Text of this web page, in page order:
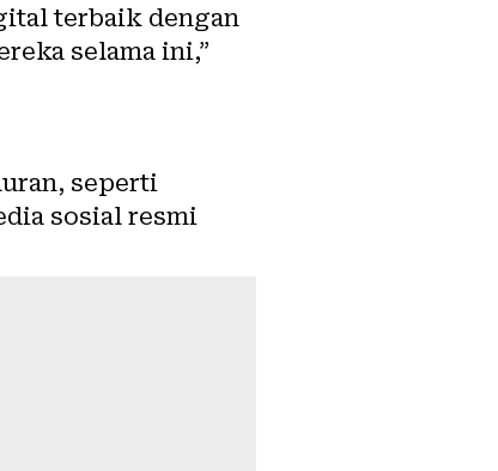
terbaik dengan
selama ini,”
seperti
sosial resmi